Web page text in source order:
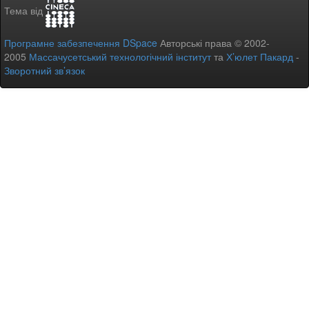
Тема від
Програмне забезпечення DSpace Авторські права © 2002-
2005 Массачусетський технологічний інститутта Х’юлет Пакард -
Зворотний зв’язок